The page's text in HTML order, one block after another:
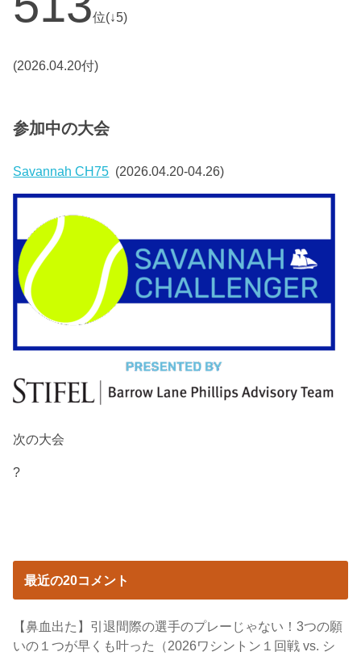
位(↓5)
(2026.04.20付)
参加中の大会
Savannah CH75 (2026.04.20-04.26)
次の大会
?
最近の20コメント
【鼻血出た】引退間際の選手のプレーじゃない！3つの願
いの１つが早くも叶った（2026ワシントン１回戦 vs. シ